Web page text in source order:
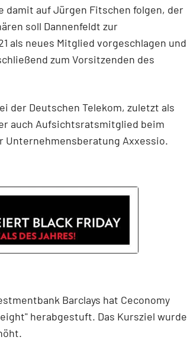
damit auf Jürgen Fitschen folgen, der
soll Dannenfeldt zur
als neues Mitglied vorgeschlagen und
zum Vorsitzenden des
der Deutschen Telekom, zuletzt als
auch Aufsichtsratsmitglied beim
Unternehmensberatung Axxessio.
Barclays hat Ceconomy
herabgestuft. Das Kursziel wurde